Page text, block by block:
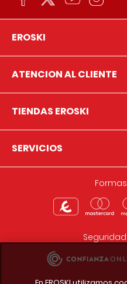
EROSKI
ATENCION AL CLIENTE
TIENDAS EROSKI
SERVICIOS